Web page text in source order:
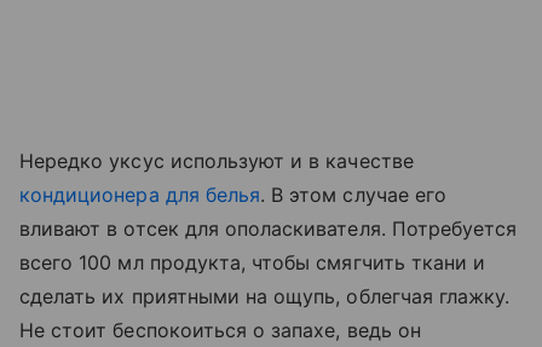
Нередко уксус используют и в качестве
кондиционера для белья. В этом случае его
вливают в отсек для ополаскивателя. Потребуется
всего 100 мл продукта, чтобы смягчить ткани и
сделать их приятными на ощупь, облегчая глажку.
Не стоит беспокоиться о запахе, ведь он